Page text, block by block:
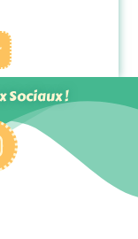
Sociaux !